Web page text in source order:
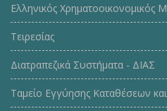
Ελληνικός Χρηματοοικονομικός
Τειρεσίας
Διατραπεζικά Συστήματα - ΔΙΑΣ
Ταμείο Εγγύησης Καταθέσεων